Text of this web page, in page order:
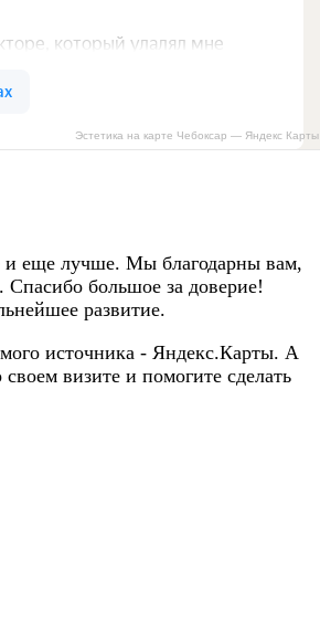
Эстетика на карте Чебоксар — Яндекс Карты
и еще лучше. Мы благодарны вам,
большое за доверие!
развитие.
источника - Яндекс.Карты. А
визите и помогите сделать